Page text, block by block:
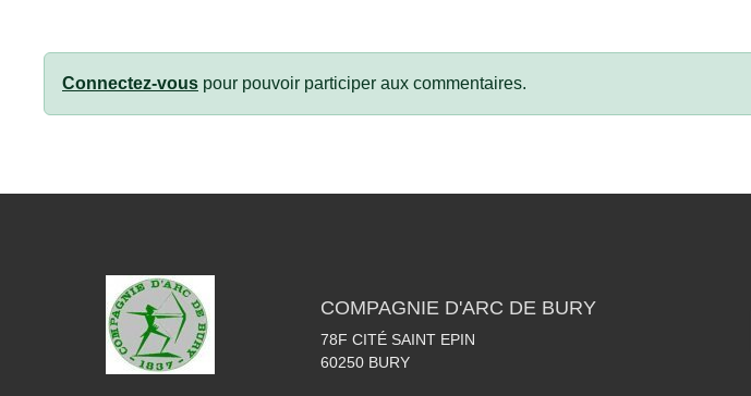
Connectez-vous pour pouvoir participer aux commentaires.
COMPAGNIE D'ARC DE BURY
78F CITÉ SAINT EPIN
60250 BURY